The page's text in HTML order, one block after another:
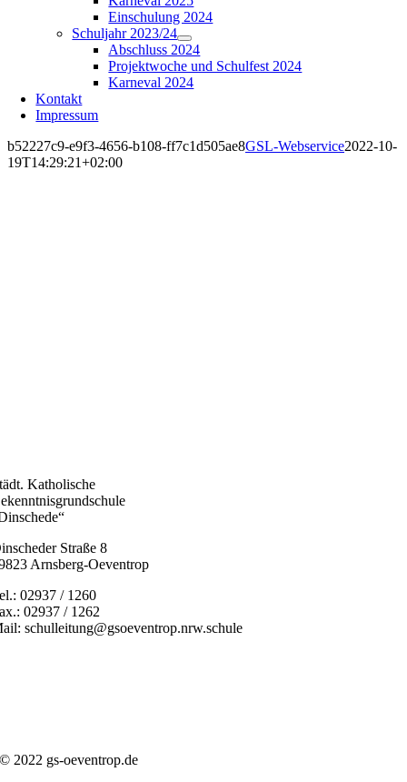
Einschulung 2024
Schuljahr 2023/24
Abschluss 2024
Projektwoche und Schulfest 2024
Karneval 2024
Kontakt
Impressum
b52227c9-e9f3-4656-b108-ff7c1d505ae8GSL-Webservice2022-10-
19T14:29:21+02:00
Katholische
Straße 8
Arnsberg-Oeventrop
02937 / 1260
02937 / 1262
schulleitung@gsoeventrop.nrw.schule
© 2022 gs-oeventrop.de